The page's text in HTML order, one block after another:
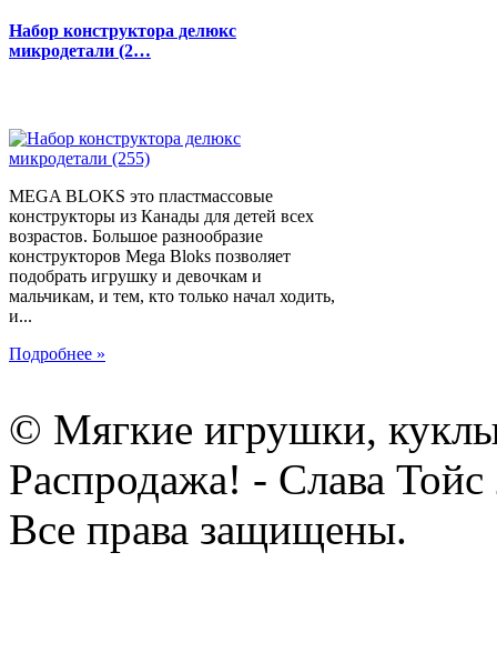
Набор конструктора делюкс
микродетали (2…
MEGA BLOKS это пластмассовые
конструкторы из Канады для детей всех
возрастов. Большое разнообразие
конструкторов Mega Bloks позволяет
подобрать игрушку и девочкам и
мальчикам, и тем, кто только начал ходить,
и...
Подробнее »
© Мягкие игрушки,
Распродажа! - Слава Тойс
Все права защищены.